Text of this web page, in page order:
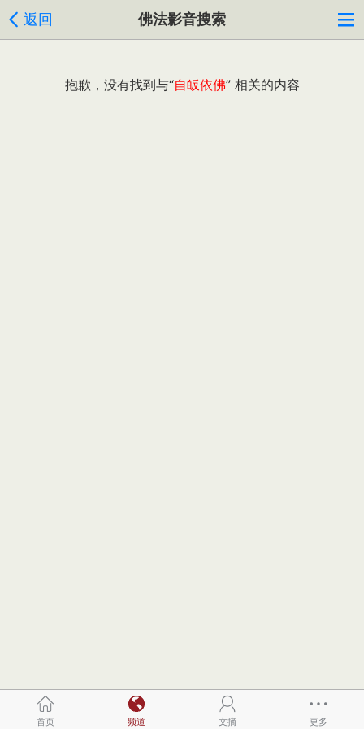
返回 佛法影音搜索
抱歉，没有找到与“自皈依佛” 相关的内容
首页 频道 文摘 更多